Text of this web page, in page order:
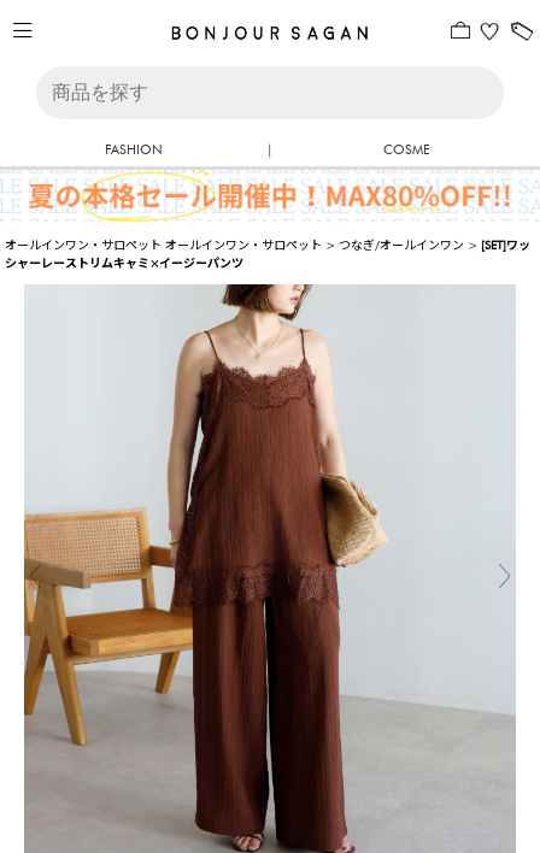
FASHION | COSME
オールインワン・サロペット オールインワン・サロペット >つなぎ/オールインワン > [SET]ワッ
シャーレーストリムキャミ×イージーパンツ